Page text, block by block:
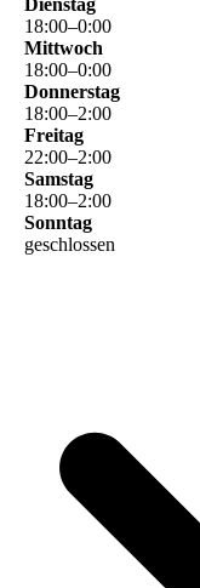
18:00–0:00
Mittwoch
18:00–0:00
Donnerstag
18:00–2:00
Freitag
22:00–2:00
Samstag
18:00–2:00
Sonntag
geschlossen